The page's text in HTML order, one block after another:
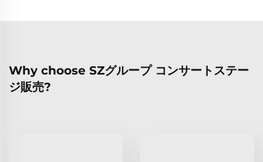
Why choose SZグループ コンサートステー
ジ販売?